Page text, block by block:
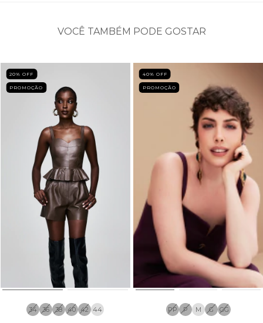
VOCÊ TAMBÉM PODE GOSTAR
20% OFF
PROMOÇÃO
34 36 38 40 42 44
40% OFF
PROMOÇÃO
PP P M G GG